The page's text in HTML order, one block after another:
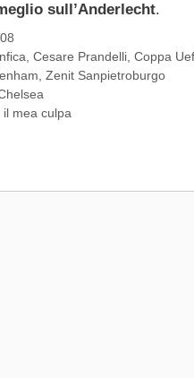
sull’Anderlecht.
,Cesare Prandelli,Coppa
, Zenit Sanpietroburgo
mea culpa